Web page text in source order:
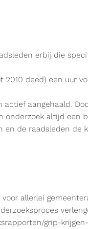
erbij die
2010 deed) een uur
aangehaald.
onderzoek altijd een
en de raadsleden de
allerlei
grip-